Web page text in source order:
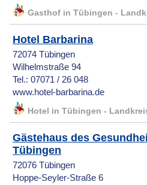
Gasthof in Tübingen -
Hotel Barbarina
72074 Tübingen
Wilhelmstraße 94
Tel.: 07071 / 26 048
www.hotel-barbarina.de
Hotel in Tübingen -
Gästehaus des
Tübingen
72076 Tübingen
Hoppe-Seyler-Straße 6